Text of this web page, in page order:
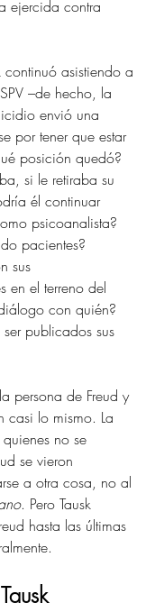
ejercida contra
continuó asistiendo a
–de hecho, la
envió una
por tener que estar
posición quedó?
si le retiraba su
él continuar
psicoanalista?
pacientes?
sus
en el terreno del
con quién?
publicados sus
persona de Freud y
casi lo mismo. La
no se
se vieron
a otra cosa, no al
. Pero Tausk
hasta las últimas